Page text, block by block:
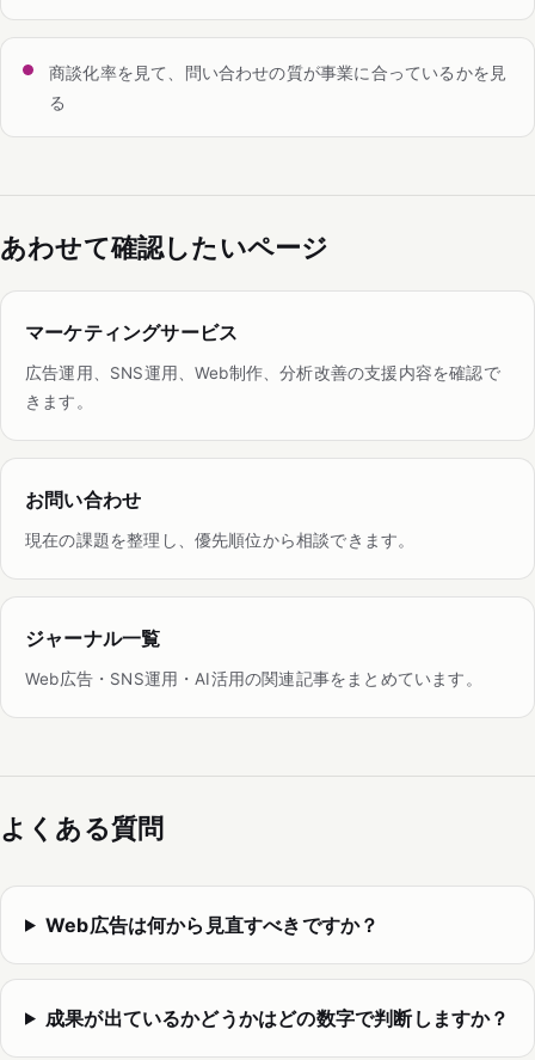
商談化率を見て、問い合わせの質が事業に合っているかを見
る
あわせて確認したいページ
マーケティングサービス
広告運用、SNS運用、Web制作、分析改善の支援内容を確認で
きます。
お問い合わせ
現在の課題を整理し、優先順位から相談できます。
ジャーナル一覧
Web広告・SNS運用・AI活用の関連記事をまとめています。
よくある質問
Web広告は何から見直すべきですか？
成果が出ているかどうかはどの数字で判断しますか？